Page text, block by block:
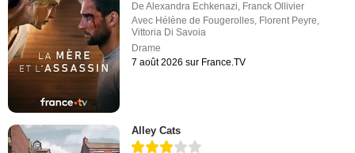
DeAlexandra Echkenazi, Franck Ollivier
Avec Hélène de Fougerolles, Florent Peyre,
Vittoria Di Savoia
Drame
7 août 2026 sur France.TV
Alley Cats